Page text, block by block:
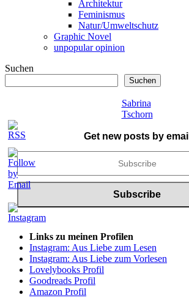
Architektur
Feminismus
Natur/Umweltschutz
Graphic Novel
unpopular opinion
Suchen
Suchen
Sabrina
Tschorn
Get new posts by email
Links zu meinen Profilen
Instagram: Aus Liebe zum Lesen
Instagram: Aus Liebe zum Vorlesen
Lovelybooks Profil
Goodreads Profil
Amazon Profil